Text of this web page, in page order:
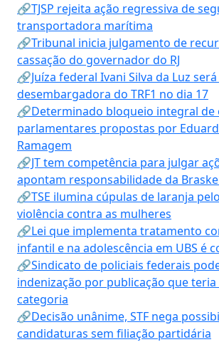
🔗TJSP rejeita ação regressiva de
transportadora marítima
🔗Tribunal inicia julgamento de
cassação do governador do RJ
🔗Juíza federal Ivani Silva da Luz
desembargadora do TRF1 no dia 17
🔗Determinado bloqueio integral de
parlamentares propostas por
Ramagem
🔗JT tem competência para julgar
apontam responsabilidade da
🔗TSE ilumina cúpulas de laranja
violência contra as mulheres
🔗Lei que implementa tratamento
infantil e na adolescência em UBS é
🔗Sindicato de policiais federais
indenização por publicação que
categoria
🔗Decisão unânime, STF nega
candidaturas sem filiação partidária